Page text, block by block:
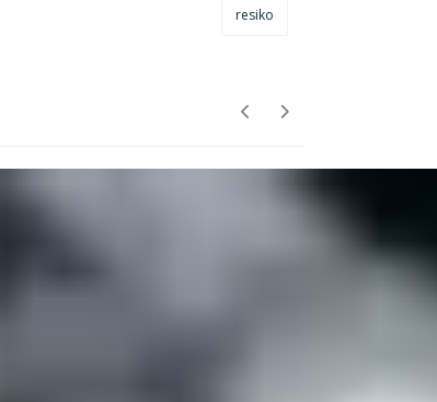
resiko